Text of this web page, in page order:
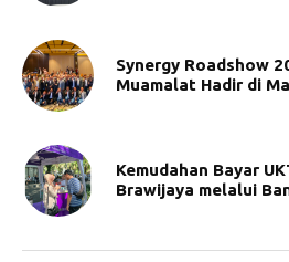
Synergy Roadshow
Muamalat Hadir di
Kemudahan Bayar
Brawijaya melalui